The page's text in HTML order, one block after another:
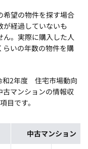
希望の物件を探す場合
が経過していないも
ん。実際に購入した人
らいの年数の物件を購
和2年度 住宅市場動向
マンションの情報収
目です。
中古マンション